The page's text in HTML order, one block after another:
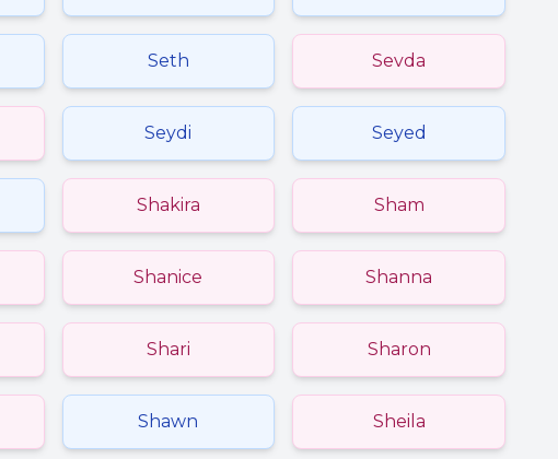
Seth Sevda
Seydi Seyed
Shakira Sham
Shanice Shanna
Shari Sharon
Shawn Sheila